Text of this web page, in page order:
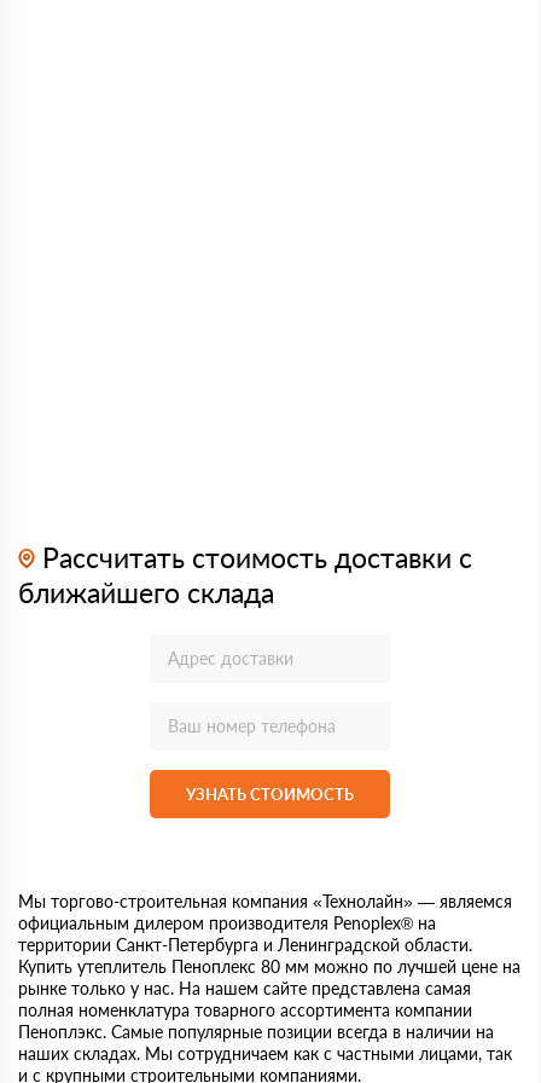
Рассчитать стоимость доставки с
ближайшего склада
УЗНАТЬ СТОИМОСТЬ
Мы торгово-строительная компания «Технолайн» — являемся
официальным дилером производителя Penoplex® на
территории Санкт-Петербурга и Ленинградской области.
Купить утеплитель Пеноплекс 80 мм можно по лучшей цене на
рынке только у нас. На нашем сайте представлена самая
полная номенклатура товарного ассортимента компании
Пеноплэкс. Самые популярные позиции всегда в наличии на
наших складах. Мы сотрудничаем как с частными лицами, так
и с крупными строительными компаниями.